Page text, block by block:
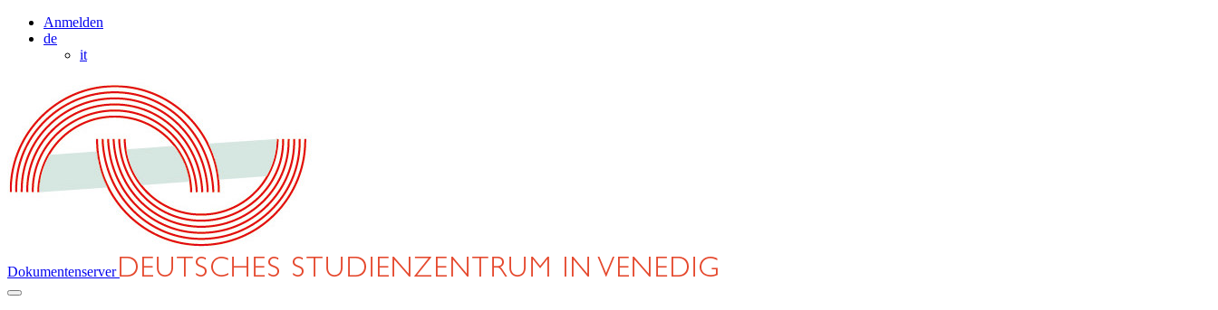
Anmelden
de
it
Dokumentenserver